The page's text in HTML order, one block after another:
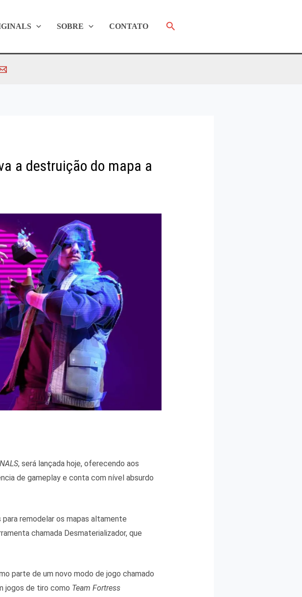
SOBRE CONTATO Pesquisar
a destruição do mapa a
, será lançada hoje, oferecendo aos
de gameplay e conta com nível absurdo
remodelar os mapas altamente
chamada Desmaterializador, que
parte de um novo modo de jogo chamado
jogos de tiro como Team Fortress